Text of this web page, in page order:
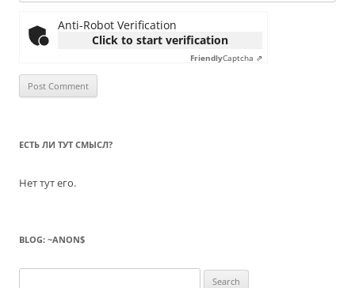
Anti-Robot Verification
Click to start verification
FriendlyCaptcha ⇗
ЕСТЬ ЛИ ТУТ СМЫСЛ?
Нет тут его.
BLOG: ~ANON$